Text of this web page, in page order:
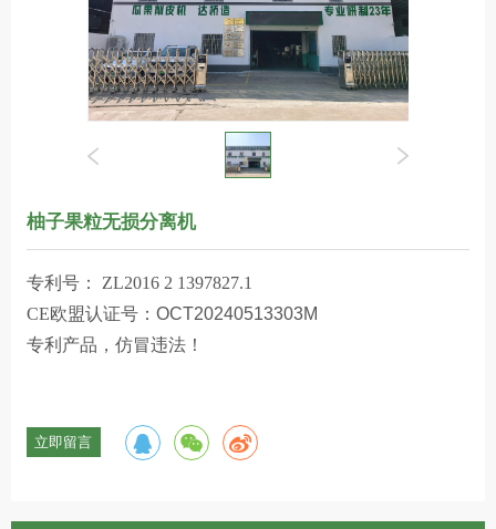
柚子果粒无损分离机
专利号： ZL2016 2 1397827.1
CE欧盟认证号：OCT20240513303M
专利产品，仿冒违法！
立即留言